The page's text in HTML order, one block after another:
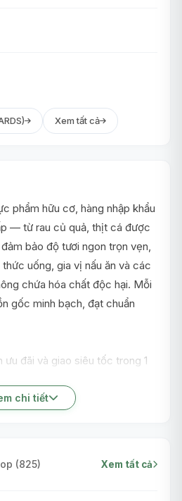
Xem tất cả
phẩm hữu cơ, hàng nhập khẩu
— từ rau củ quả, thịt cá được
bảo độ tươi ngon trọn vẹn,
uống, gia vị nấu ăn và các
chứa hóa chất độc hại. Mỗi
gốc minh bạch, đạt chuẩn
ưu đãi và giao siêu tốc trong 1
chi tiết
(825) Xem tất cả